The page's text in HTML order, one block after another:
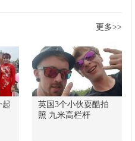
更多>>
起
英国3个小伙耍酷拍
照 九米高栏杆